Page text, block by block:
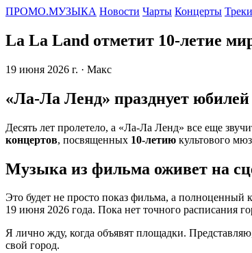
ПРОМО.МУЗЫКА Новости Чарты Концерты Треки
La La Land отметит 10-летие
19 июня 2026 г. · Макс
«Ла-Ла Ленд» празднует юбилей
Десять лет пролетело, а «Ла-Ла Ленд» все еще
концертов, посвященных 10-летию культового
Музыка из фильма оживет на
Это будет не просто показ фильма, а
19 июня 2026 года. Пока нет точного расписания
Я лично жду, когда объявят площадки.
свой город.